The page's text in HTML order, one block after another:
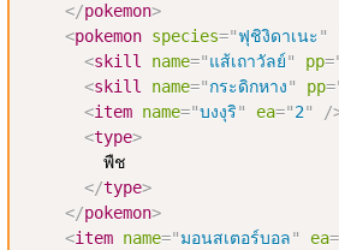
</pokemon>
<pokemon species="ฟุชิงิดาเนะ"
<skill name="แส้เถาวัลย์" pp=
<skill name="กระดิกหาง" pp=
<item name="บงงุริ" ea="2"
/
<type>
        พืช
</type>
</pokemon>
<item name="มอนสเตอร์บอล" ea=